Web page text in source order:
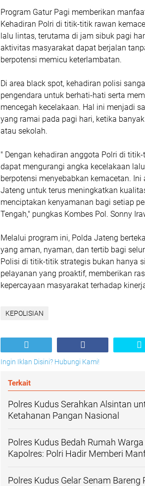
Program Gatur Pagi memberikan
Kehadiran Polri di titik-titik rawan
lalu lintas, terutama di jam sibuk pagi
aktivitas masyarakat dapat berjalan
berpotensi memicu keterlambatan.
Di area black spot, kehadiran polisi
pengendara untuk berhati-hati serta
mencegah kecelakaan. Hal ini menjadi
yang ramai pada pagi hari, ketika
atau sekolah.
" Dengan kehadiran anggota Polri di
dapat mengurangi angka kecelakaan
berpotensi menyebabkan kemacetan.
Jateng untuk terus meningkatkan
menciptakan kenyamanan bagi setiap
Tengah," pungkas Kombes Pol. Sonny
Melalui program ini, Polda Jateng
yang aman, nyaman, dan tertib bagi
Polisi di titik-titik strategis bukan hanya
pelayanan yang proaktif, memberikan
kepercayaan masyarakat terhadap
KEPOLISIAN
Ingin Iklan Disini? Hubungi Kami!
Terkait
Polres Kudus Serahkan Alsintan
Ketahanan Pangan Nasional
Polres Kudus Bedah Rumah
Kapolres: Polri Hadir Memberi
Polres Kudus Gelar Senam